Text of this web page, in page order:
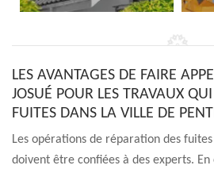
LES AVANTAGES DE FAIRE
JOSUÉ POUR LES TRAVAUX
FUITES DANS LA VILLE DE
Les opérations de réparation des
doivent être confiées à des experts.